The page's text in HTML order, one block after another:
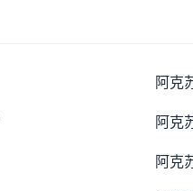
阿克
阿克
阿克